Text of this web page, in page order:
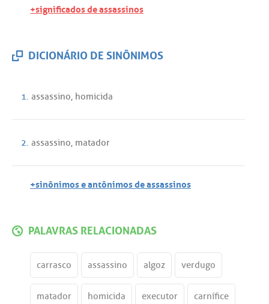
+significados de assassinos
DICIONÁRIO DE SINÔNIMOS
1. assassino, homicida
2. assassino, matador
+sinônimos e antônimos de assassinos
PALAVRAS RELACIONADAS
carrasco assassino algoz verdugo
matador homicida executor carnífice